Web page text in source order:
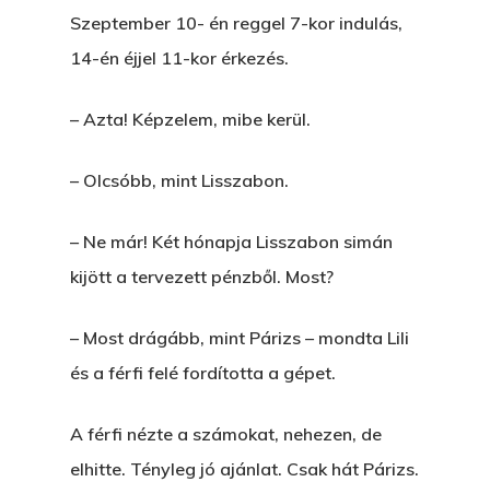
Szeptember 10- én reggel 7-kor indulás,
14-én éjjel 11-kor érkezés.
– Azta! Képzelem, mibe kerül.
– Olcsóbb, mint Lisszabon.
– Ne már! Két hónapja Lisszabon simán
kijött a tervezett pénzből. Most?
– Most drágább, mint Párizs – mondta Lili
és a férfi felé fordította a gépet.
A férfi nézte a számokat, nehezen, de
elhitte. Tényleg jó ajánlat. Csak hát Párizs.